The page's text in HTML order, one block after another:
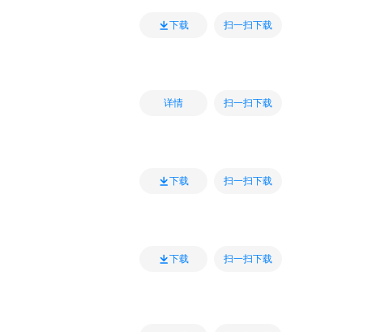
下载 扫一扫下载
详情 扫一扫下载
下载 扫一扫下载
下载 扫一扫下载